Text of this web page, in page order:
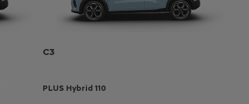
C3
PLUS Hybrid 110